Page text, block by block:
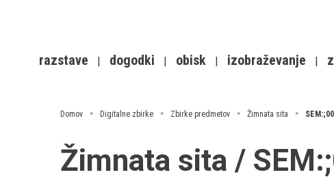
razstave dogodki obisk izobraževanje
Domov Digitalne zbirke Zbirke predmetov Žimnata sita
Žimnata sita /